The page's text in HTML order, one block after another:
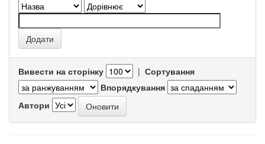
Вивести на сторінку | Сортування
Впорядкування
Автори